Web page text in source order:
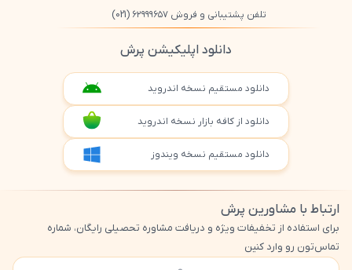
تلفن پشتیبانی و فروش ۶۲۹۹۹۶۵۷ (021)
دانلود اپلیکیشن پرش
دانلود مستقیم نسخه اندروید
دانلود از کافه بازار نسخه اندروید
دانلود مستقیم نسخه ویندوز
ارتباط با مشاورین پرش
برای استفاده از تخفیفات ویژه و دریافت مشاوره تحصیلی رایگان، شماره
تماس‌تون رو وارد کنین